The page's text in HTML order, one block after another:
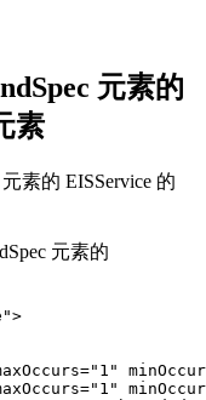
元素的
素
素的 EISService 的
元素的